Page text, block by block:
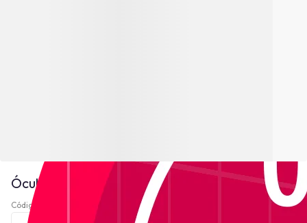
Óculos de Sol Zeiss ZS22702S - Tartaruga
Código 221028- Ver descrição